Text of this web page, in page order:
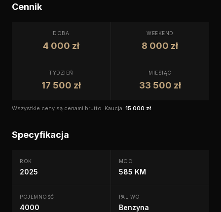
Cennik
DOBA
4 000 zł
WEEKEND
8 000 zł
TYDZIEŃ
17 500 zł
MIESIĄC
33 500 zł
Wszystkie ceny są cenami brutto. Kaucja: 15 000 zł
Specyfikacja
ROK
2025
MOC
585 KM
POJEMNOŚĆ
4000
PALIWO
Benzyna